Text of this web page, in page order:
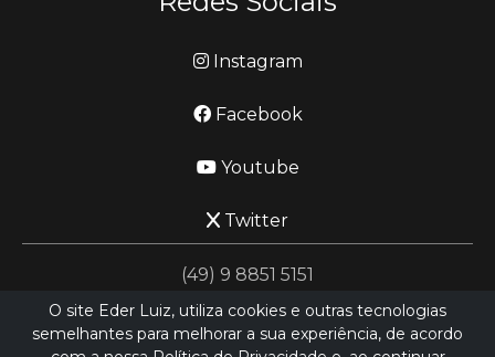
Instagram
Facebook
Youtube
Twitter
(49) 9 8851 5151
jornalismo@ederluiz.com.vc
O site Eder Luiz, utiliza cookies e outras tecnologias
semelhantes para melhorar a sua experiência, de acordo